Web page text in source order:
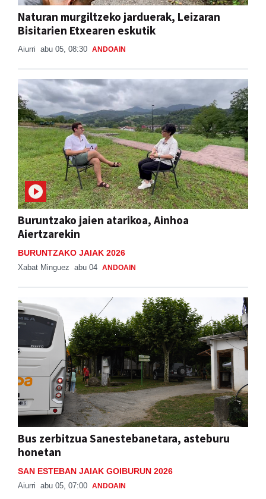
Naturan murgiltzeko jarduerak, Leizaran
Bisitarien Etxearen eskutik
Aiurri abu 05, 08:30 ANDOAIN
Buruntzako jaien atarikoa, Ainhoa
Aiertzarekin
BURUNTZAKO JAIAK 2026
Xabat Minguez abu 04 ANDOAIN
Bus zerbitzua Sanestebanetara, asteburu
honetan
SAN ESTEBAN JAIAK GOIBURUN 2026
Aiurri abu 05, 07:00 ANDOAIN